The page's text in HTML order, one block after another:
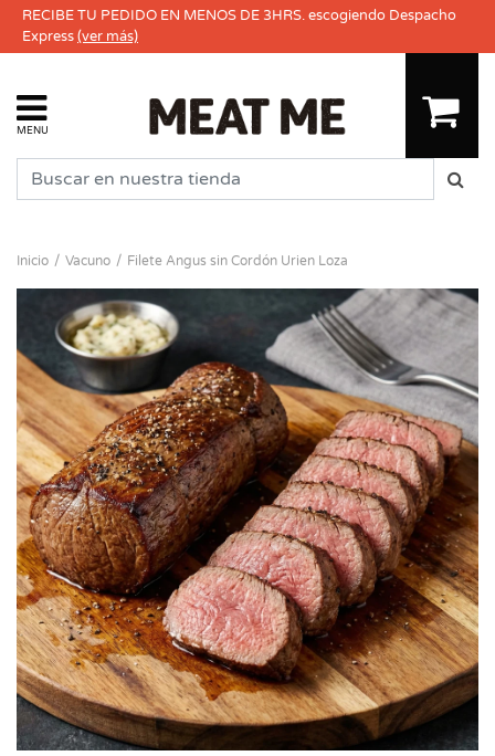
RECIBE TU PEDIDO EN MENOS DE 3HRS. escogiendo Despacho
Express(ver más)
MENU
Inicio Vacuno Filete Angus sin Cordón Urien Loza